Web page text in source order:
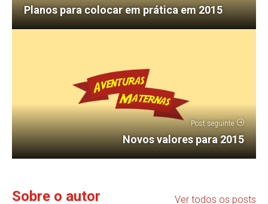
Planos para colocar em prática em 2015
Post seguinte
Novos valores para 2015
Sobre o autor Ver todos os posts